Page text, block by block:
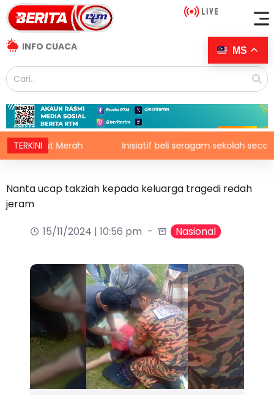
INFO CUACA
TERKINI
Merah Inisiatif beli seragam sekolah secara
Nanta ucap takziah kepada keluarga tragedi redah
jeram
15/11/2024 | 10:56 pm
Nasional
MS